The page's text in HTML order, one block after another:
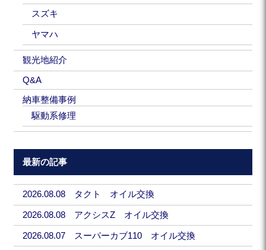
スズキ
ヤマハ
観光地紹介
Q&A
納車整備事例
駆動系修理
最新の記事
2026.08.08 タクト オイル交換
2026.08.08 アクシスZ オイル交換
2026.08.07 スーパーカブ110 オイル交換